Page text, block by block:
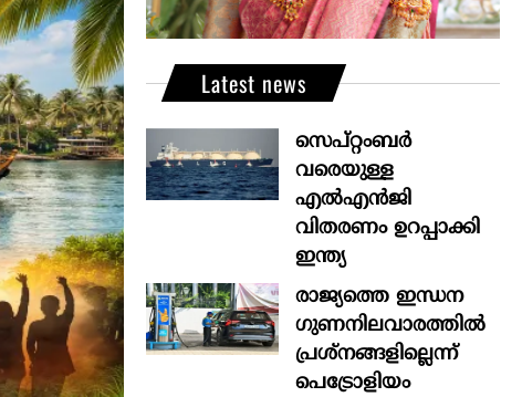
Latest news
സെപ്റ്റംബർ
വരെയുള്ള
എൽഎൻജി
വിതരണം ഉറപ്പാക്കി
ഇന്ത്യ
രാജ്യത്തെ ഇന്ധന
ഗുണനിലവാരത്തില്‍
പ്രശ്‌നങ്ങളില്ലെന്ന്
പെട്രോളിയം